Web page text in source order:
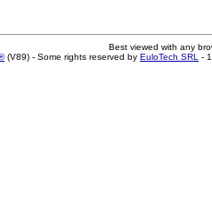
Best viewed with any
(V89) - Some rights reserved by EuloTech SRL -